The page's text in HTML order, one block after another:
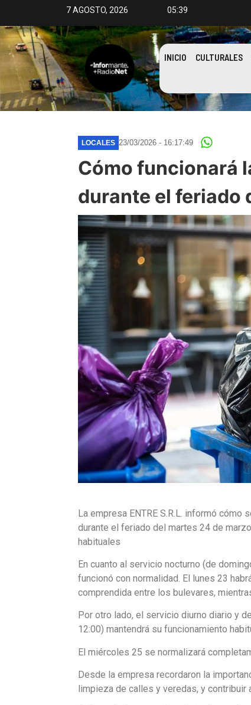
7 AGOSTO, 2026 05:39
INICIO CULTURALES
LOCALES 23/03/2026 - 16:17:49
Cómo funcionará
durante el feriado
La empresa ENTRE S.R.L. informó
durante el feriado del martes 24 de
habituales
En cuanto al servicio nocturno (de
funcionó con normalidad. El lunes 23
comprendida entre los bulevares,
Por otro lado, el servicio diurno diario y
12:00) mantendrá su funcionamiento
El miércoles 25 se normalizará
Desde la empresa recordaron la
limpieza de calles y veredas, y contribuir